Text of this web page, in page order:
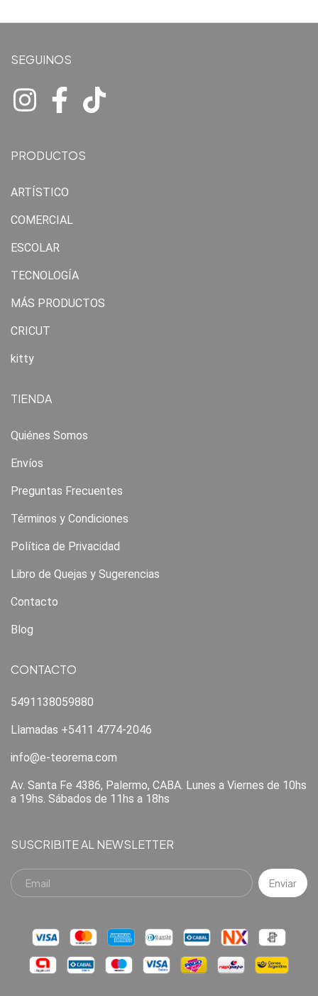
SEGUINOS
PRODUCTOS
ARTÍSTICO
COMERCIAL
ESCOLAR
TECNOLOGÍA
MÁS PRODUCTOS
CRICUT
kitty
TIENDA
Quiénes Somos
Envíos
Preguntas Frecuentes
Términos y Condiciones
Política de Privacidad
Libro de Quejas y Sugerencias
Contacto
Blog
CONTACTO
5491138059880
Llamadas +5411 4774-2046
info@e-teorema.com
Av. Santa Fe 4386, Palermo, CABA. Lunes a Viernes de 10hs
a 19hs. Sábados de 11hs a 18hs
SUSCRIBITE AL NEWSLETTER